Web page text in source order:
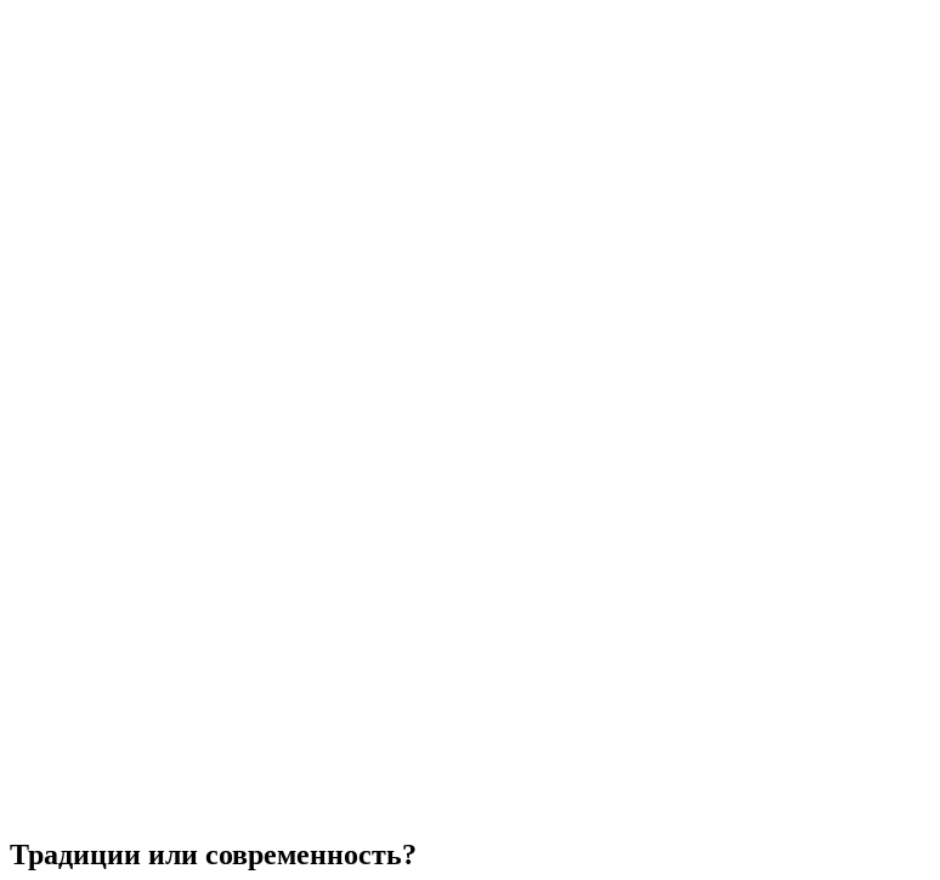
Традиции или современность?